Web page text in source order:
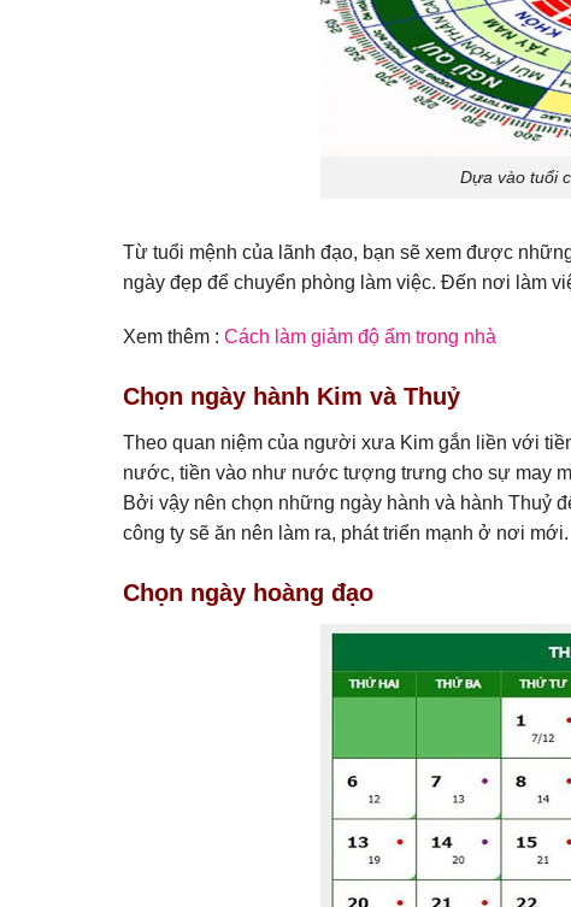
Dựa vào tuổi
Từ tuổi mệnh của lãnh đạo, bạn sẽ xem được
ngày đẹp để chuyển phòng làm việc. Đến nơi làm
Xem thêm : Cách làm giảm độ ẩm trong nhà
Chọn ngày hành Kim và Thuỷ
Theo quan niệm của người xưa Kim gắn liền với
nước, tiền vào như nước tượng trưng cho sự may
Bởi vậy nên chọn những ngày hành và hành Thuỷ
công ty sẽ ăn nên làm ra, phát triển mạnh ở nơi mới.
Chọn ngày hoàng đạo